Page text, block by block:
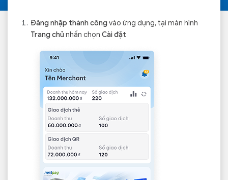
Đăng nhập thành côngvào ứng dụng, tại màn hình
Trang chủnhấn chọn Cài đặt